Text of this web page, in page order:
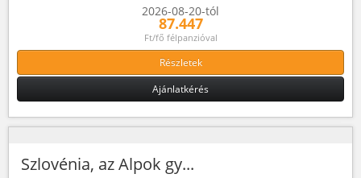
2026-08-20-tól
87.447
Ft/fő félpanzióval
Részletek
Ajánlatkérés
Szlovénia, az Alpok gy...